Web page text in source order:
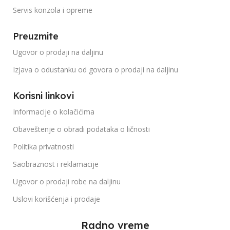
Servis konzola i opreme
Preuzmite
Ugovor o prodaji na daljinu
Izjava o odustanku od govora o prodaji na daljinu
Korisni linkovi
Informacije o kolačićima
Obaveštenje o obradi podataka o ličnosti
Politika privatnosti
Saobraznost i reklamacije
Ugovor o prodaji robe na daljinu
Uslovi korišćenja i prodaje
Radno vreme